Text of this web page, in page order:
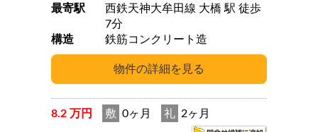
最寄駅
西鉄天神大牟田線 大橋 駅 徒歩
7分
構造
鉄筋コンクリート造
8.2 万円 敷 0ヶ月 礼 2ヶ月